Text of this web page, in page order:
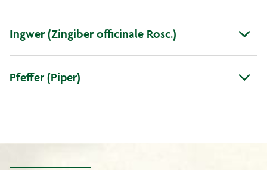
Ingwer (Zingiber officinale Rosc.)
Pfeffer (Piper)